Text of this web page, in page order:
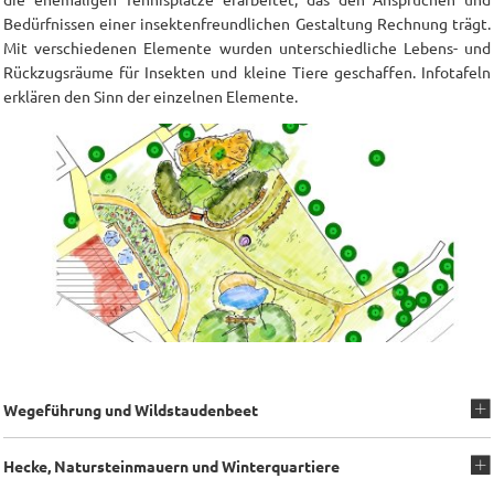
Bedürfnissen einer insektenfreundlichen Gestaltung Rechnung trägt.
Mit verschiedenen Elemente wurden unterschiedliche Lebens- und
Rückzugsräume für Insekten und kleine Tiere geschaffen. Infotafeln
erklären den Sinn der einzelnen Elemente.
Wegeführung und Wildstaudenbeet
Hecke, Natursteinmauern und Winterquartiere